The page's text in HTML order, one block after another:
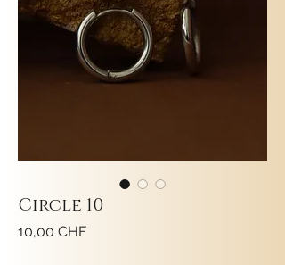
Circle 10
10,00 CHFPrezzo